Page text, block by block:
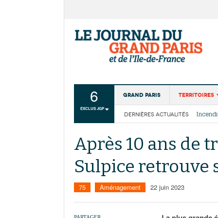
6
EXCLUS JGP
Grand Paris Territoires
Institutions
DERNIÈRES ACTUALITÉS
La
Après 10 ans de
Sulpice retrouve
75 Aménagement 22 juin 2023